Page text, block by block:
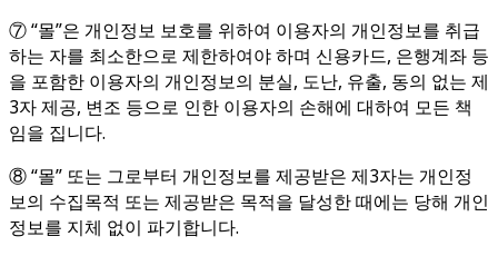
⑦ “몰”은 개인정보 보호를 위하여 이용자의 개인정보를 취급
하는 자를 최소한으로 제한하여야 하며 신용카드, 은행계좌 등
을 포함한 이용자의 개인정보의 분실, 도난, 유출, 동의 없는 제
3자 제공, 변조 등으로 인한 이용자의 손해에 대하여 모든 책
임을 집니다.
⑧ “몰” 또는 그로부터 개인정보를 제공받은 제3자는 개인정
보의 수집목적 또는 제공받은 목적을 달성한 때에는 당해 개인
정보를 지체 없이 파기합니다.